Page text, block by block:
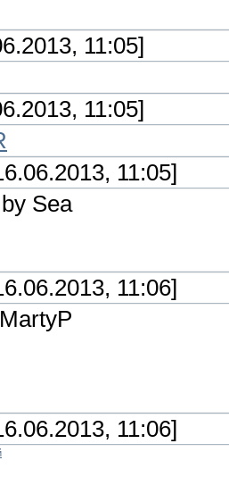
11:05]
11:05]
11:05]
Sea
11:06]
11:06]